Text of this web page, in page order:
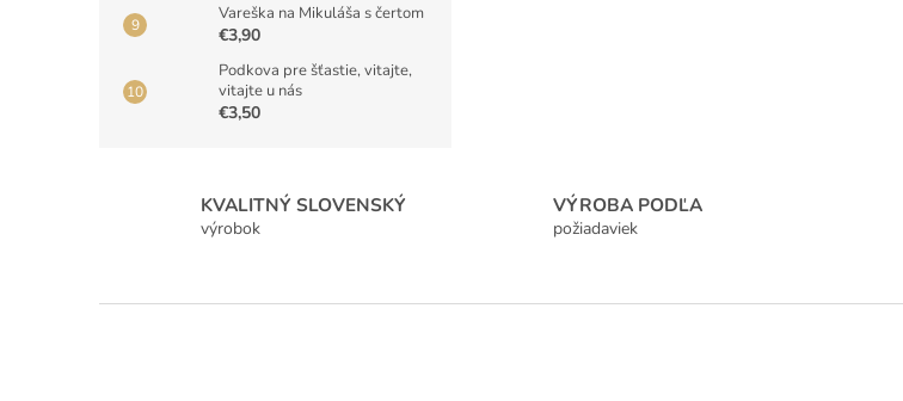
Vareška na Mikuláša s čertom
€3,90
Podkova pre šťastie, vitajte,
vitajte u nás
€3,50
KVALITNÝ SLOVENSKÝ
výrobok
VÝROBA PODĽA
požiadaviek